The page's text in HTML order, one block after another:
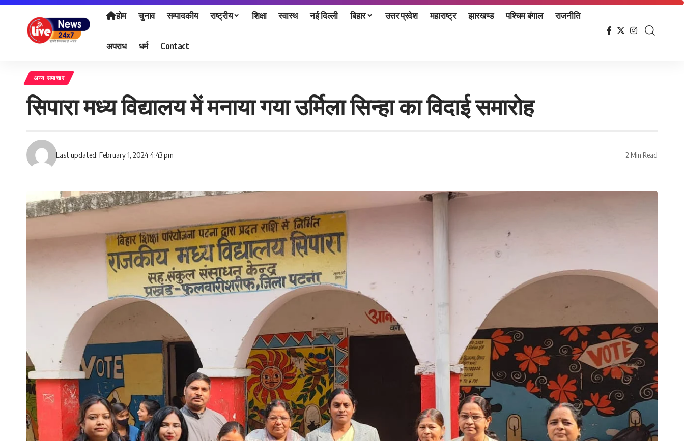
होम चुनाव सम्पादकीय राष्ट्रीय शिक्षा स्वास्थ नई दिल्ली बिहार उत्तर प्रदेश महाराष्ट्र झारखण्ड पश्चिम बंगाल राजनीति
अपराध धर्म Contact
अन्य समाचार
सिपारा मध्य विद्यालय में मनाया गया उर्मिला सिन्हा का विदाई समारोह
Last updated: February 1, 2024 4:43 pm 2 Min Read